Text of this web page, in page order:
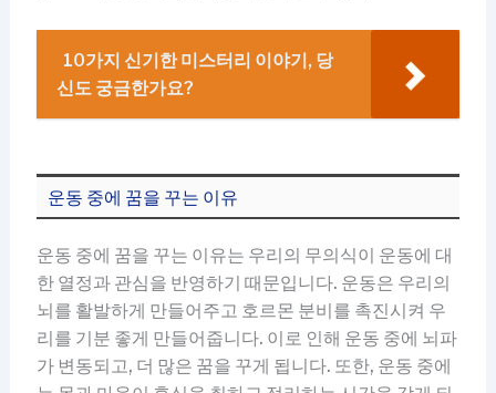
10가지 신기한 미스터리 이야기, 당
신도 궁금한가요?
운동 중에 꿈을 꾸는 이유
운동 중에 꿈을 꾸는 이유는 우리의 무의식이 운동에 대
한 열정과 관심을 반영하기 때문입니다. 운동은 우리의
뇌를 활발하게 만들어주고 호르몬 분비를 촉진시켜 우
리를 기분 좋게 만들어줍니다. 이로 인해 운동 중에 뇌파
가 변동되고, 더 많은 꿈을 꾸게 됩니다. 또한, 운동 중에